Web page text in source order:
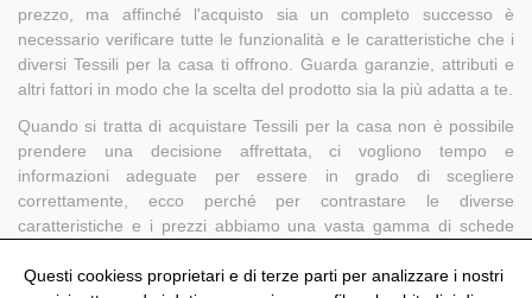
prezzo, ma affinché l'acquisto sia un completo successo è
necessario verificare tutte le funzionalità e le caratteristiche che i
diversi Tessili per la casa ti offrono. Guarda garanzie, attributi e
altri fattori in modo che la scelta del prodotto sia la più adatta a te.
Quando si tratta di acquistare Tessili per la casa non è possibile
prendere una decisione affrettata, ci vogliono tempo e
informazioni adeguate per essere in grado di scegliere
correttamente, ecco perché per contrastare le diverse
caratteristiche e i prezzi abbiamo una vasta gamma di schede
ragazzi.
Questi cookiess proprietari e di terze parti per analizzare i nostri